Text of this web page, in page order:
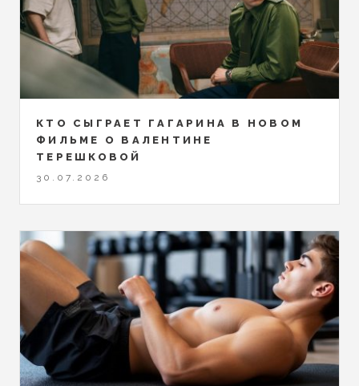
КТО СЫГРАЕТ ГАГАРИНА В НОВОМ
ФИЛЬМЕ О ВАЛЕНТИНЕ
ТЕРЕШКОВОЙ
30.07.2026